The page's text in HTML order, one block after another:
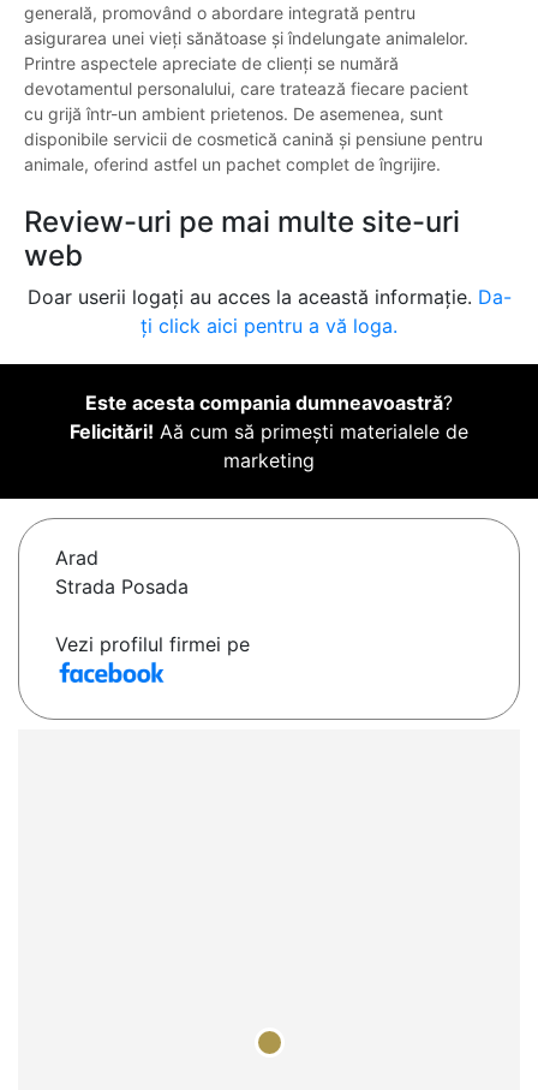
generală, promovând o abordare integrată pentru
asigurarea unei vieți sănătoase și îndelungate animalelor.
Printre aspectele apreciate de clienți se numără
devotamentul personalului, care tratează fiecare pacient
cu grijă într-un ambient prietenos. De asemenea, sunt
disponibile servicii de cosmetică canină și pensiune pentru
animale, oferind astfel un pachet complet de îngrijire.
Review-uri pe mai multe site-uri
web
Doar userii logați au acces la această informație. Da-
ți click aici pentru a vă loga.
Este acesta compania dumneavoastră?
Felicitări! Aă cum să primești materialele de
marketing
Arad
Strada Posada
Vezi profilul firmei pe